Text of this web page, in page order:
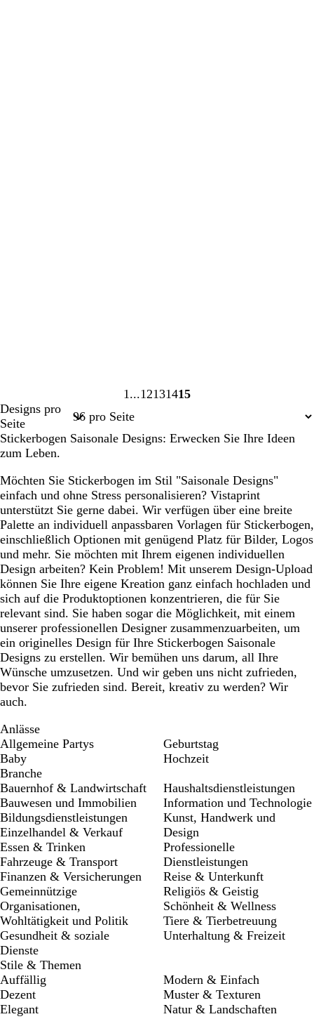
Seite
1
1
Seite
12 Seite
13 Seite
14 Seite
15
Designs pro
Seite
Stickerbogen Saisonale Designs: Erwecken Sie Ihre Ideen
zum Leben.
Möchten Sie Stickerbogen im Stil "Saisonale Designs"
einfach und ohne Stress personalisieren? Vistaprint
unterstützt Sie gerne dabei. Wir verfügen über eine breite
Palette an individuell anpassbaren Vorlagen für Stickerbogen,
einschließlich Optionen mit genügend Platz für Bilder, Logos
und mehr. Sie möchten mit Ihrem eigenen individuellen
Design arbeiten? Kein Problem! Mit unserem Design-Upload
können Sie Ihre eigene Kreation ganz einfach hochladen und
sich auf die Produktoptionen konzentrieren, die für Sie
relevant sind. Sie haben sogar die Möglichkeit, mit einem
unserer professionellen Designer zusammenzuarbeiten, um
ein originelles Design für Ihre Stickerbogen Saisonale
Designs zu erstellen. Wir bemühen uns darum, all Ihre
Wünsche umzusetzen. Und wir geben uns nicht zufrieden,
bevor Sie zufrieden sind. Bereit, kreativ zu werden? Wir
auch.
Anlässe
Allgemeine Partys
Baby
Geburtstag
Hochzeit
Branche
Bauernhof & Landwirtschaft
Bauwesen und Immobilien
Bildungsdienstleistungen
Einzelhandel & Verkauf
Essen & Trinken
Fahrzeuge & Transport
Finanzen & Versicherungen
Gemeinnützige
Organisationen,
Wohltätigkeit und Politik
Gesundheit & soziale
Dienste
Haushaltsdienstleistungen
Information und Technologie
Kunst, Handwerk und
Design
Professionelle
Dienstleistungen
Reise & Unterkunft
Religiös & Geistig
Schönheit & Wellness
Tiere & Tierbetreuung
Unterhaltung & Freizeit
Stile & Themen
Auffällig
Dezent
Elegant
Modern & Einfach
Muster & Texturen
Natur & Landschaften